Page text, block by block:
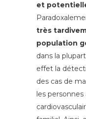
et
très
population
dans la
effet la
des cas de
les